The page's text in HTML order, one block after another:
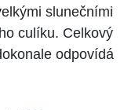
slunečními
culíku. Celkový
odpovídá